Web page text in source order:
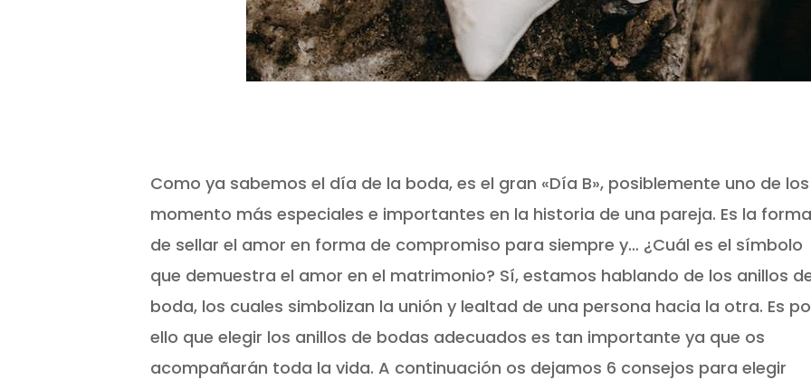
Como ya sabemos el día de la boda, es el gran «Día B», posiblemente uno de los
momento más especiales e importantes en la historia de una pareja. Es la
de sellar el amor en forma de compromiso para siempre y… ¿Cuál es el símbolo
que demuestra el amor en el matrimonio? Sí, estamos hablando de los anillos
boda, los cuales simbolizan la unión y lealtad de una persona hacia la otra. Es
ello que elegir los anillos de bodas adecuados es tan importante ya que os
acompañarán toda la vida. A continuación os dejamos 6 consejos para elegir